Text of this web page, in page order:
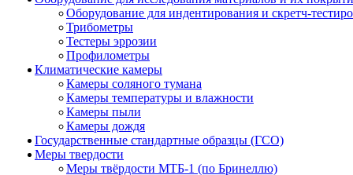
Оборудование для индентирования и скретч-
Трибометры
Тестеры эррозии
Профилометры
Климатические камеры
Камеры соляного тумана
Камеры температуры и влажности
Камеры пыли
Камеры дождя
Государственные стандартные образцы (ГСО)
Меры твердости
Меры твёрдости МТБ-1 (по Бринеллю)